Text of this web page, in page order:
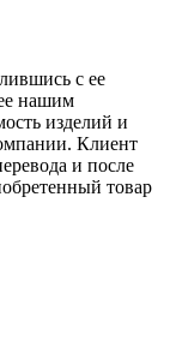
с ее
нашим
изделий и
Клиент
и после
товар